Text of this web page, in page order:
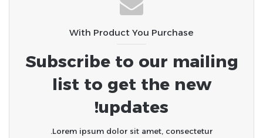
With Product You Purchase
Subscribe to our mailing
list to get the new
updates!
Lorem ipsum dolor sit amet, consectetur.